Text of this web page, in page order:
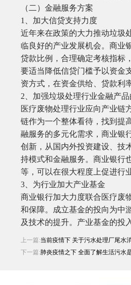
（二）金融服务方案
1、加大信贷支持力度
近年来在政策的大力推动垃圾
临良好的产业发展机会。商业
贷款比例，合理确定考核指标
要适当降低信贷门槛予以资金
资方式，在资金供给、贷款利
2、加强垃圾处理行业金融产
医疗废物处理行业应向产业链
链作为一个整体看待，找到提
融服务的多元化需求，商业银
创新，从国内外投资建设、技
持模式和金融服务。商业银行
等，可以在很大程度上促进行
3、为行业加大产业基金
商业银行加大力度联合医疗废
和保障。成立基金的投向为中
及技术的提升。产业基金的投
上一篇:当前疫情下 关于污水处理厂尾水
下一篇:肺炎疫情之下 全面了解生活污水